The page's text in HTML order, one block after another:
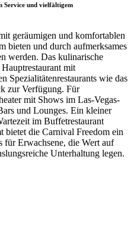
Service und vielfältigem
geräumigen und komfortablen
bieten und durch aufmerksames
werden. Das kulinarische
mit
Spezialitätenrestaurants wie das
zur Verfügung. Für
mit Shows im Las-Vegas-
und Lounges. Ein kleiner
im Buffetrestaurant
bietet die Carnival Freedom ein
für Erwachsene, die Wert auf
Unterhaltung legen.